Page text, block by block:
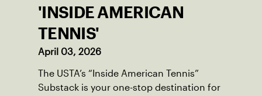
'INSIDE AMERICAN
TENNIS'
April 03, 2026
The USTA’s “Inside American Tennis”
Substack is your one-stop destination for